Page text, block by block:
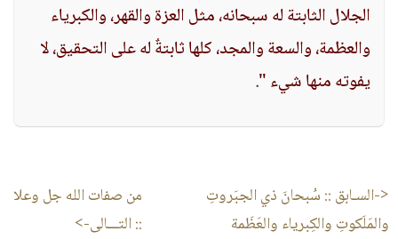
الجلال الثابتة له سبحانه، مثل العزة والقهر، والكبرياء
والعظمة، والسعة والمجد، كلها ثابتةٌ له على التحقيق، لا
يفوته منها شيء ".
<-السـابق :: سُبحانَ ذي الجبَروتِ
والمَلَكوتِ والكِبرياء والعَظَمة
من صفات الله جل وعلا
:: التـــالى->